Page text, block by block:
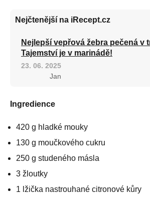
Nejčtenější na iRecept.cz
Nejlepší vepřová žebra pečená v
Tajemství je v marinádě!
23. 06. 2025
Jan
Ingredience
420 g hladké mouky
130 g moučkového cukru
250 g studeného másla
3 žloutky
1 lžička nastrouhané citronové kůry